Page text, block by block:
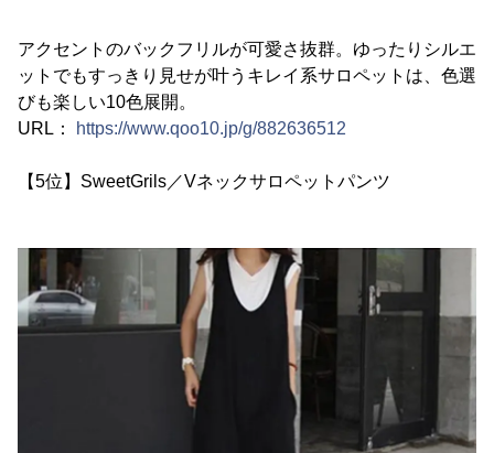
アクセントのバックフリルが可愛さ抜群。ゆったりシルエ
ットでもすっきり見せが叶うキレイ系サロペットは、色選
びも楽しい10色展開。
URL：
https://www.qoo10.jp/g/882636512
【5位】SweetGrils／Vネックサロペットパンツ